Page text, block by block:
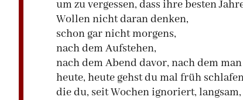
um zu vergessen, dass ihre besten
Wollen nicht daran denken,
schon gar nicht morgens,
nach dem Aufstehen,
nach dem Abend davor, nach dem
heute, heute gehst du mal früh
die du, seit Wochen ignoriert,